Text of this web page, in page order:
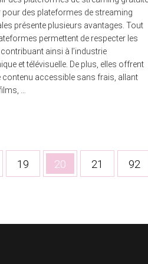
pour des plateformes de streaming
présente plusieurs avantages. Tout
permettent de respecter les
ainsi à l’industrie
et télévisuelle. De plus, elles offrent
contenu accessible sans frais, allant
…
Page
19 Page
20 Page
21 Page
92